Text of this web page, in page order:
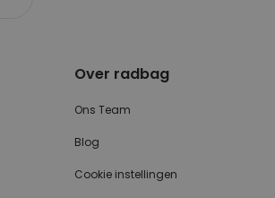
Over radbag
Ons Team
Blog
Cookie instellingen